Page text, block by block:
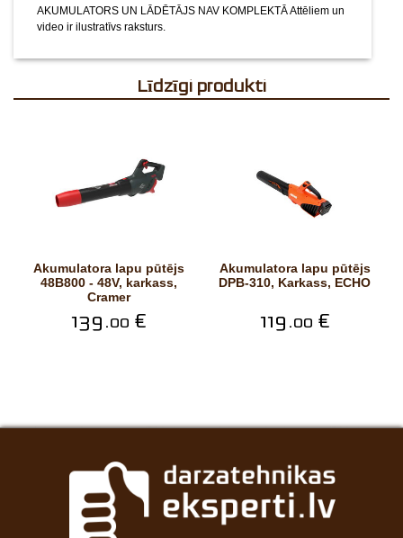
AKUMULATORS UN LĀDĒTĀJS NAV KOMPLEKTĀAttēliem un
video ir ilustratīvs raksturs.
Līdzīgi produkti
Akumulatora lapu pūtējs
48B800 - 48V, karkass,
Cramer
139.00 €
Akumulatora lapu pūtējs
DPB-310, Karkass, ECHO
119.00 €